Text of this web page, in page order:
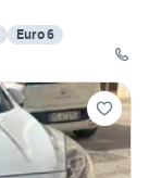
Euro 6